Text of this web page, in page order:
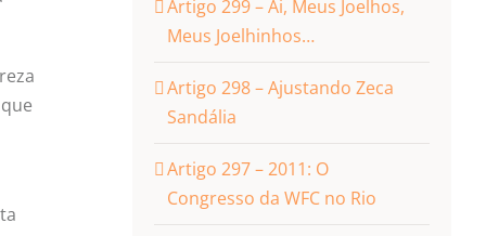
Artigo 299 – Ai, Meus Joelhos,
Meus Joelhinhos…
Artigo 298 – Ajustando Zeca
Sandália
Artigo 297 – 2011: O
Congresso da WFC no Rio